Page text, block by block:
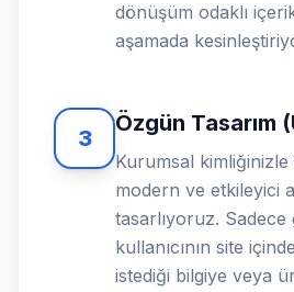
dönüşüm odaklı
aşamada
3
Özgün Tasarım
Kurumsal
modern ve etkileyici
tasarlıyoruz.
kullanıcının site
istediği bilgiye veya